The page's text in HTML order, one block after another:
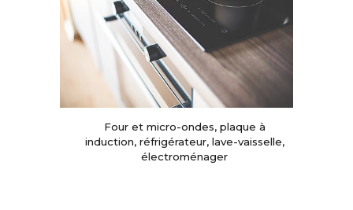
Four et micro-ondes, plaque à
induction, réfrigérateur, lave-vaisselle,
électroménager